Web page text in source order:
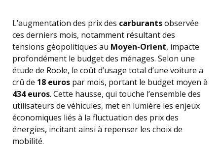
L’augmentation des prix des carburantsobservée
ces derniers mois, notamment résultant des
tensions géopolitiques au Moyen-Orient, impacte
profondément le budget des ménages. Selon une
étude de Roole, le coût d’usage total d’une voiture a
crû de 18 euros par mois, portant le budget moyen à
434 euros. Cette hausse, qui touche l’ensemble des
utilisateurs de véhicules, met en lumière les enjeux
économiques liés à la fluctuation des prix des
énergies, incitant ainsi à repenser les choix de
mobilité.